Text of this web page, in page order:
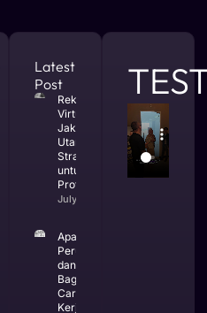
Latest
Post
Rekomendasi
Virtual Office
Jakarta
Utara yang
Strategis
untuk Bisnis
Profesional
July 23, 2026
Apa Itu CV
Perusahaan
dan
Bagaimana
Cara
Kerjanya